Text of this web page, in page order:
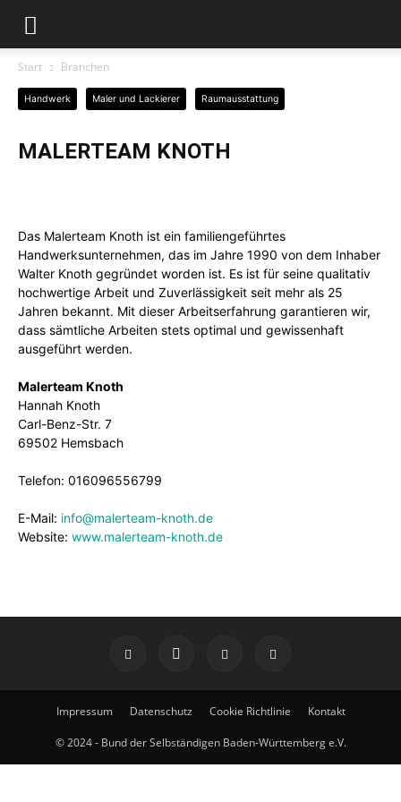
Start Branchen
Handwerk Maler und Lackierer Raumausstattung
MALERTEAM KNOTH
Das Malerteam Knoth ist ein familiengeführtes
Handwerksunternehmen, das im Jahre 1990 von dem Inhaber
Walter Knoth gegründet worden ist. Es ist für seine qualitativ
hochwertige Arbeit und Zuverlässigkeit seit mehr als 25
Jahren bekannt. Mit dieser Arbeitserfahrung garantieren wir,
dass sämtliche Arbeiten stets optimal und gewissenhaft
ausgeführt werden.
Malerteam Knoth
Hannah Knoth
Carl-Benz-Str. 7
69502 Hemsbach
Telefon: 016096556799
E-Mail: info@malerteam-knoth.de
Website: www.malerteam-knoth.de
Impressum Datenschutz Cookie Richtlinie Kontakt
© 2024 - Bund der Selbständigen Baden-Württemberg e.V.